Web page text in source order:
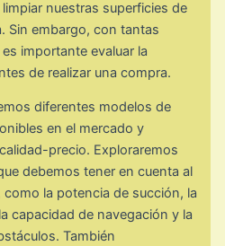
nuestras superficies de
Sin embargo, con tantas
importante evaluar la
de realizar una compra.
diferentes modelos de
en el mercado y
precio. Exploraremos
debemos tener en cuenta al
la potencia de succión, la
capacidad de navegación y la
También